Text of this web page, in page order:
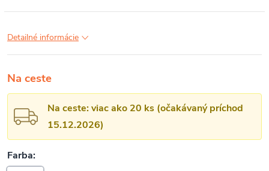
Detailné informácie
Na ceste
Na ceste: viac ako 20 ks (očakávaný príchod
15.12.2026)